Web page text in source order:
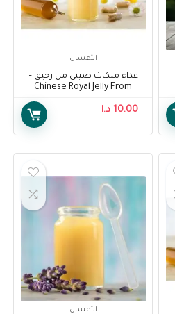
الأعسال
غذاء ملكات صيني من رحيق –
Chinese Royal Jelly From
10.00 د.ا
الأعسال